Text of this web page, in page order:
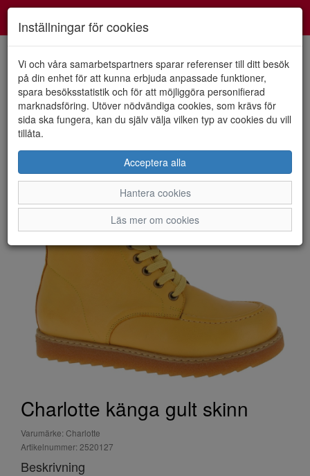
HEM CHARLOTTE
Charlotte känga gult skinn
Varumärke: Charlotte
Artikelnummer: 2520127
Beskrivning
Inställningar för cookies
Vi och våra samarbetspartners sparar referenser till ditt besök
på din enhet för att kunna erbjuda anpassade funktioner,
spara besöksstatistik och för att möjliggöra personifierad
marknadsföring. Utöver nödvändiga cookies, som krävs för
sida ska fungera, kan du själv välja vilken typ av cookies du vill
tillåta.
Acceptera alla
Hantera cookies
Läs mer om cookies